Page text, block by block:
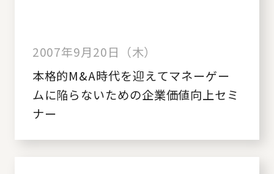
2007年9月20日（木）
本格的M&A時代を迎えてマネーゲー
ムに陥らないための企業価値向上セミ
ナー